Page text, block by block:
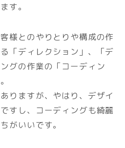
す。
様とのやりとりや構成の作
「ディレクション」、「デ
グの作業の「コーディン
りますが、やはり、デザイ
すし、コーディングも綺麗
がいいです。